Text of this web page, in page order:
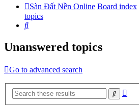
Sàn Đất Nền Online Board index
topics
Search
Unanswered topics
Go to advanced search
Search